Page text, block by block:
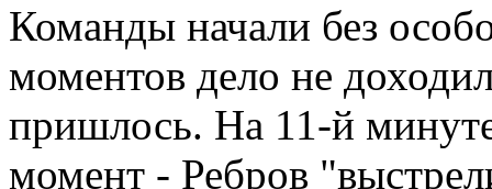
Команды начали без
моментов дело не
пришлось. На 11-й
момент - Ребров